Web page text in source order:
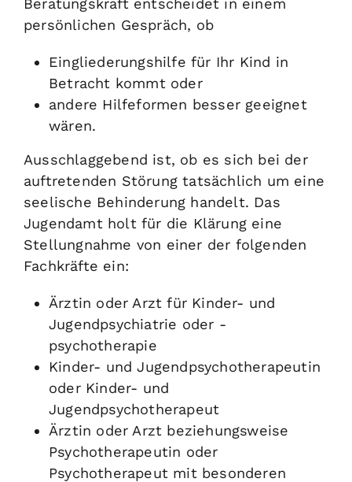
Beratungskraft entscheidet in einem
persönlichen Gespräch, ob
Eingliederungshilfe für Ihr Kind in
Betracht kommt oder
andere Hilfeformen besser geeignet
wären.
Ausschlaggebend ist, ob es sich bei der
auftretenden Störung tatsächlich um eine
seelische Behinderung handelt. Das
Jugendamt holt für die Klärung eine
Stellungnahme von einer der folgenden
Fachkräfte ein:
Ärztin oder Arzt für Kinder- und
Jugendpsychiatrie oder -
psychotherapie
Kinder- und Jugendpsychotherapeutin
oder Kinder- und
Jugendpsychotherapeut
Ärztin oder Arzt beziehungsweise
Psychotherapeutin oder
Psychotherapeut mit besonderen